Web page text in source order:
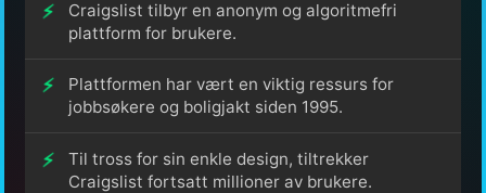
Craigslist tilbyr en anonym og algoritmefri
plattform for brukere.
Plattformen har vært en viktig ressurs for
jobbsøkere og boligjakt siden 1995.
Til tross for sin enkle design, tiltrekker
Craigslist fortsatt millioner av brukere.